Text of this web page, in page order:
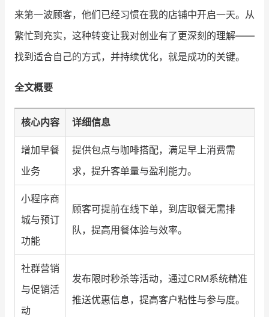
来第一波顾客，他们已经习惯在我的店铺中开启一天。从
繁忙到充实，这种转变让我对创业有了更深刻的理解——
找到适合自己的方式，并持续优化，就是成功的关键。
全文概要
核心内容 详细信息
增加早餐
业务
提供包点与咖啡搭配，满足早上消费需
求，提升客单量与盈利能力。
小程序商
城与预订
功能
顾客可提前在线下单，到店取餐无需排
队，提高用餐体验与效率。
社群营销
与促销活
动
发布限时秒杀等活动，通过CRM系统精准
推送优惠信息，提高客户粘性与参与度。